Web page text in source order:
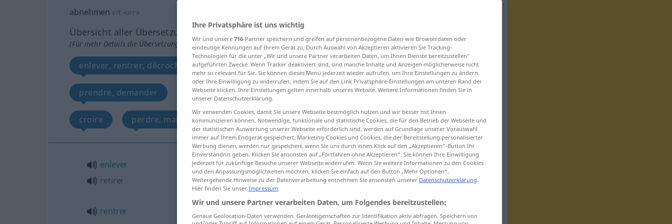
abnehmen v/t <irr>
Übersicht aller Übersetzungen
(Für mehr Details die Übersetzung anklicken/antippen)
enlever, rentrer, décrocher, couper, retirer, amputer prendre, acheter
prendre, demander faire passer procéder à la réception de, inspecter
croire perdre, maigrir de
enlever
retirer
abnehmen(≈ entfernen)
rentrer
Ihre Privatsphäre ist uns wichtig
Wir und unsere 716-Partner speichern und greifen auf personenbezogene Daten wie Browserdaten oder
eindeutige Kennungen auf Ihrem Gerät zu. Durch Auswahl von Akzeptieren aktivieren Sie Tracking-
Technologien für die unter „Wir und unsere Partner verarbeiten Daten, um Ihnen Dienste bereitzustellen“
aufgeführten Zwecke. Wenn Tracker deaktiviert sind, sind manche Inhalte und Anzeigen möglicherweise nicht
mehr so relevant für Sie. Sie können dieses Menü jederzeit wieder aufrufen, um Ihre Einstellungen zu ändern
oder Ihre Einwilligung zu widerrufen, indem Sie auf den Link Privatsphäre-Einstellungen am unteren Rand der
Webseite klicken. Ihre Einstellungen gelten innerhalb unseres Website. Weitere Informationen finden Sie in
unserer Datenschutzerklärung.
Wir verwenden Cookies, damit Sie unsere Webseite bestmöglich nutzen und wir besser mit Ihnen
kommunizieren können. Notwendige, funktionale und statistische Cookies, die für den Betrieb der Webseite und
der statistischen Auswertung unserer Webseite erforderlich sind, werden auf Grundlage unserer Vorauswahl
immer auf Ihrem Endgerät gespeichert. Marketing-Cookies und Cookies, die der Bereitstellung personalisierter
Werbung dienen, werden nur gespeichert, wenn Sie uns durch einen Klick auf den „Akzeptieren“-Button Ihr
Einverständnis geben. Klicken Sie ansonsten auf „Fortfahren ohne Akzeptieren“. Sie können Ihre Einwilligung
jederzeit für zukünftige Besuche unserer Webseite widerrufen. Wenn Sie weitere Informationen zu den Cookies
und den Anpassungsmöglichkeiten möchten, klicken Sie einfach auf den Button „Mehr Optionen“.
Weitergehende Hinweise zu der Datenverarbeitung entnehmen Sie ansonsten unserer Datenschutzerklärung.
Hier finden Sie unser Impressum.
Wir und unsere Partner verarbeiten Daten, um Folgendes bereitzustellen:
Genaue Geolocation-Daten verwenden. Geräteeigenschaften zur Identifikation aktiv abfragen. Speichern von